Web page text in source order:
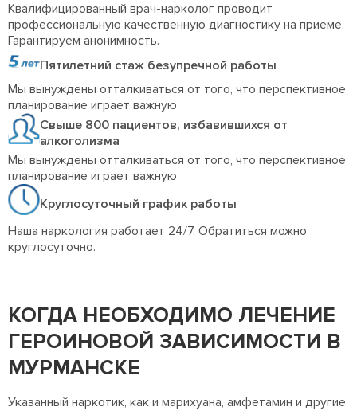
Квалифицированный врач-нарколог проводит
профессиональную качественную диагностику на приеме.
Гарантируем анонимность.
Пятилетний стаж безупречной работы
Мы вынуждены отталкиваться от того, что перспективное
планирование играет важную
Свыше 800 пациентов, избавившихся от
алкоголизма
Мы вынуждены отталкиваться от того, что перспективное
планирование играет важную
Круглосуточный график работы
Наша наркология работает 24/7. Обратиться можно
круглосуточно.
КОГДА НЕОБХОДИМО ЛЕЧЕНИЕ
ГЕРОИНОВОЙ ЗАВИСИМОСТИ В
МУРМАНСКЕ
Указанный наркотик, как и марихуана, амфетамин и другие